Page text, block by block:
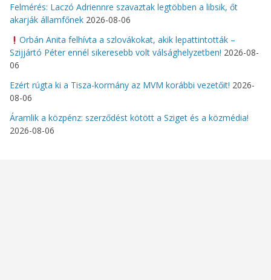
Felmérés: Laczó Adriennre szavaztak legtöbben a libsik, őt
akarják államfőnek 2026-08-06
Orbán Anita felhívta a szlovákokat, akik lepattintották –
Szijjártó Péter ennél sikeresebb volt válsághelyzetben! 2026-08-
06
Ezért rúgta ki a Tisza-kormány az MVM korábbi vezetőit! 2026-
08-06
Áramlik a közpénz: szerződést kötött a Sziget és a közmédia!
2026-08-06